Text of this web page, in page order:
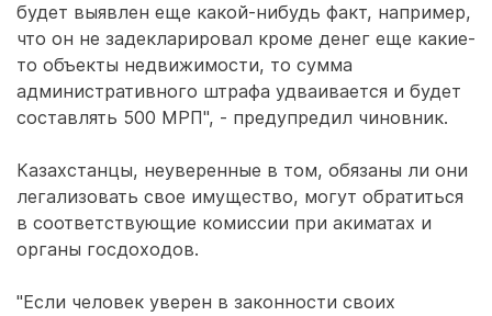
будет выявлен еще какой-нибудь факт, например,
что он не задекларировал кроме денег еще какие-
то объекты недвижимости, то сумма
административного штрафа удваивается и будет
составлять 500 МРП", - предупредил чиновник.
Казахстанцы, неуверенные в том, обязаны ли они
легализовать свое имущество, могут обратиться
в соответствующие комиссии при акиматах и
органы госдоходов.
"Если человек уверен в законности своих